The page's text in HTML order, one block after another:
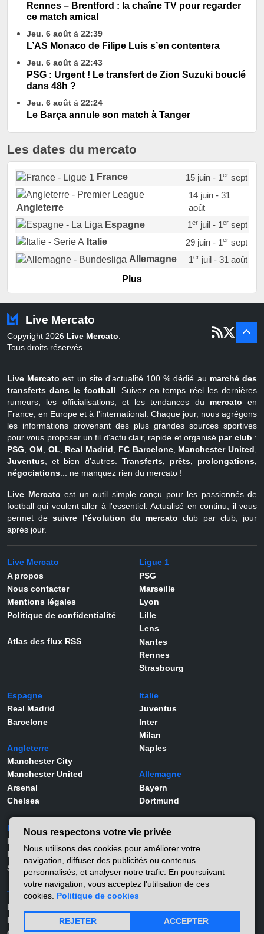
Rennes – Brentford : la chaîne TV pour regarder
ce match amical
Jeu. 6 août à 22:39
L’AS Monaco de Filipe Luis s’en contentera
Jeu. 6 août à 22:43
PSG : Urgent ! Le transfert de Zion Suzuki bouclé
dans 48h ?
Jeu. 6 août à 22:24
Le Barça annule son match à Tanger
Les dates du mercato
France 15 juin - 1ersept
Angleterre
14 juin - 31
août
Espagne
1erjuil - 1ersept
Italie
29 juin - 1ersept
Allemagne
1erjuil - 31 août
Portugal
Pays-Bas
22 juin - 2 sept
Belgique
juil - 31
Plus
Live Mercato
Copyright 2026 Live Mercato
Tous droits réservés.
Live Mercato est un site d'actualité 100 % dédié au marché des
transferts dans le football . Suivez en temps réel les dernières
rumeurs, les officialisations, et les tendances du mercato en
France, en Europe et à l'international. Chaque jour, nous agrégons
les informations provenant des plus grandes sources sportives
pour vous proposer un fil d'actu clair, rapide et organisé par club :
PSG
OM OL Real Madrid FC Barcelone, Manchester United
Juventus , et bien d'autres. Transferts, prêts, prolongations,
négociations ... ne manquez rien du mercato !
Live Mercato est un outil simple conçu pour les passionnés de
football qui veulent aller à l'essentiel. Actualisé en continu, il vous
permet desuivre l’évolution du mercato club par club, jour
après jour.
Live Mercato
A propos
Nous contacter
Mentions légales
Politique de confidentialité
Atlas des flux RSS
Ligue 1
PSG
Marseille
Lyon
Lille
Lens
Nantes
Rennes
Strasbourg
Espagne
Real Madrid
Barcelone
Angleterre
Manchester City
Manchester United
Arsenal
Chelsea
Italie
Juventus
Inter
Milan
Naples
Allemagne
Bayern
Dortmund
Portugal
Benfica
Porto
Sporting
Turquie
Besiktas
Fernerbahçe
Joueurs
Lamine Yamal
Rodrygo
Vinicius Jr
Matthis Abline
Nous respectons votre vie privée
Nous utilisons des cookies pour améliorer votre
navigation, diffuser des publicités ou contenus
personnalisés, et analyser notre trafic. En poursuivant
votre navigation, vous acceptez l'utilisation de ces
cookies. Politique de cookies
REJETER ACCEPTER